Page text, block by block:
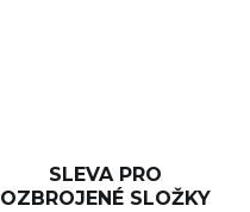
SLEVA PRO
OZBROJENÉ SLOŽKY